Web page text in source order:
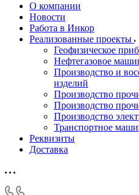
О компании
Новости
Работа в Инкор
Реализованные проекты
Геофизическое
Нефтегазовое
Производство и
изделий
Производство
Производство
Производство
Транспортное
Реквизиты
Доставка